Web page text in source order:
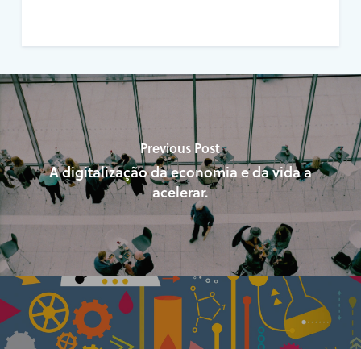
Previous Post
A digitalização da economia e da vida a
acelerar.